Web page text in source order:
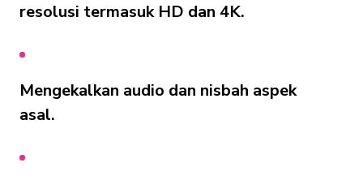
resolusi termasuk HD dan 4K.
Mengekalkan audio dan nisbah aspek
asal.